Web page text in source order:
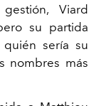
Viard
su partida
sería su
nombres más